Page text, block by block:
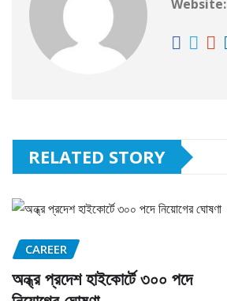
Website:
RELATED STORY
CAREER
অন্ধ্র প্রদেশ হাইকোর্টে ৩০০ পদে